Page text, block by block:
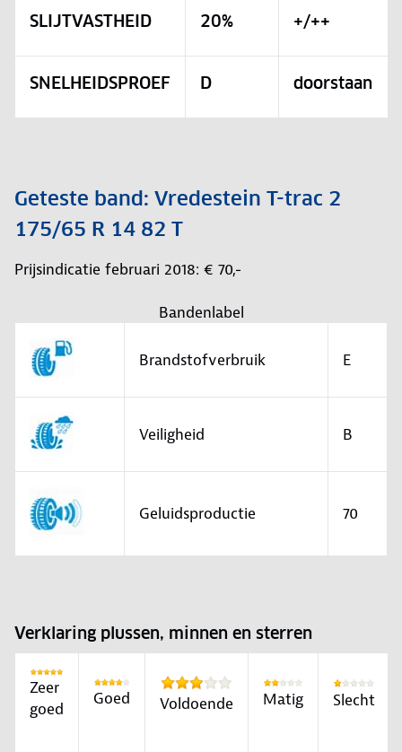
SLIJTVASTHEID 20% +/++
SNELHEIDSPROEF D doorstaan
Geteste band: Vredestein T-trac 2
175/65 R 14 82 T
Prijsindicatie februari 2018: € 70,-
Bandenlabel
Brandstofverbruik E
Veiligheid B
Geluidsproductie 70
Verklaring plussen, minnen en sterren
Zeer
goed
Goed Voldoende Matig Slecht